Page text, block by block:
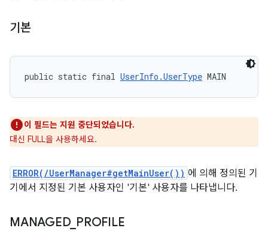
기본
public static final UserInfo.UserType MAIN
이 필드는 지원 중단되었습니다.
대신 FULL을 사용하세요.
ERROR(/UserManager#getMainUser()) 에 의해 정의된 기
기에서 지정된 기본 사용자인 '기본' 사용자를 나타냅니다.
MANAGED_ PROFILE